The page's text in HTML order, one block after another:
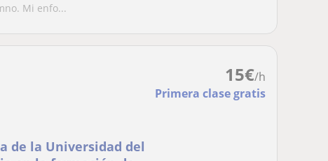
Mi enfo...
15€/h
Primera clase gratis
de la Universidad del